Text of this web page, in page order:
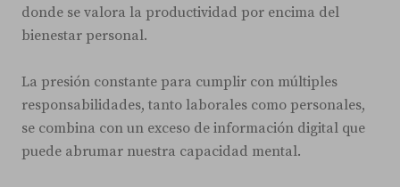
donde se valora la productividad por encima del
bienestar personal.
La presión constante para cumplir con múltiples
responsabilidades, tanto laborales como personales,
se combina con un exceso de información digital que
puede abrumar nuestra capacidad mental.